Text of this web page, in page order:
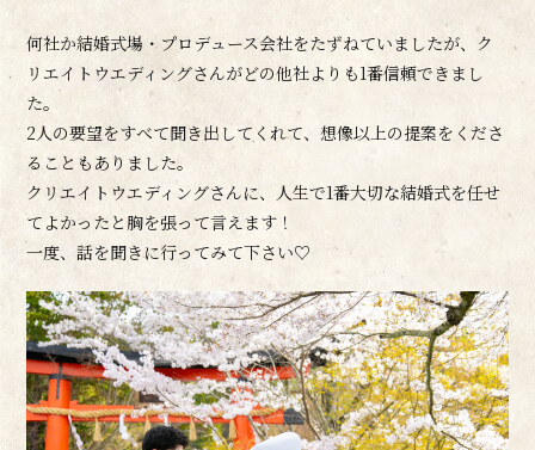
何社か結婚式場・プロデュース会社をたずねていましたが、ク
リエイトウエディングさんがどの他社よりも1番信頼できまし
た。
2人の要望をすべて聞き出してくれて、想像以上の提案をくださ
ることもありました。
クリエイトウエディングさんに、人生で1番大切な結婚式を任せ
てよかったと胸を張って言えます！
一度、話を聞きに行ってみて下さい♡